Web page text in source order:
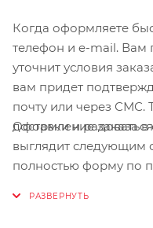
шток клапана и,
осторожно
необходимое
Убедитесь, что
клапан.
для вашей
дозировки на
Извлеките
вытрите остатки
Когда оформляете
телефон и e-mail. Вам
уточнит условия
вам придет
почту или через СМС.
доставки и
Оформление заказа
выглядит следующим
полностью форму по